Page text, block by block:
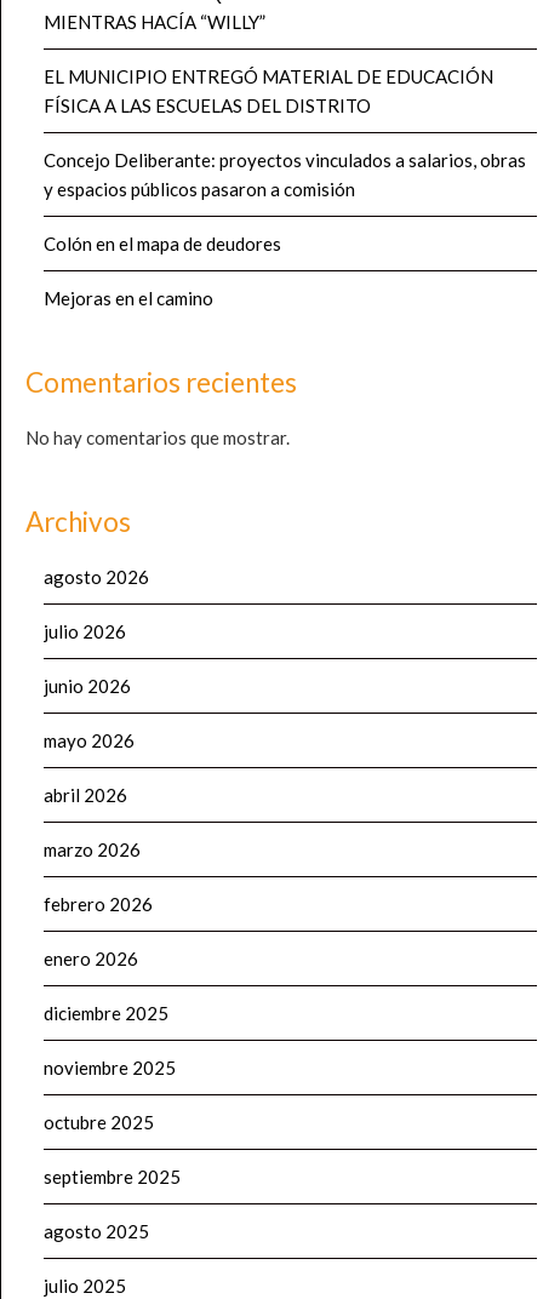
MIENTRAS HACÍA “WILLY”
EL MUNICIPIO ENTREGÓ MATERIAL DE EDUCACIÓN
FÍSICA A LAS ESCUELAS DEL DISTRITO
Concejo Deliberante: proyectos vinculados a salarios, obras
y espacios públicos pasaron a comisión
Colón en el mapa de deudores
Mejoras en el camino
Comentarios recientes
No hay comentarios que mostrar.
Archivos
agosto 2026
julio 2026
junio 2026
mayo 2026
abril 2026
marzo 2026
febrero 2026
enero 2026
diciembre 2025
noviembre 2025
octubre 2025
septiembre 2025
agosto 2025
julio 2025